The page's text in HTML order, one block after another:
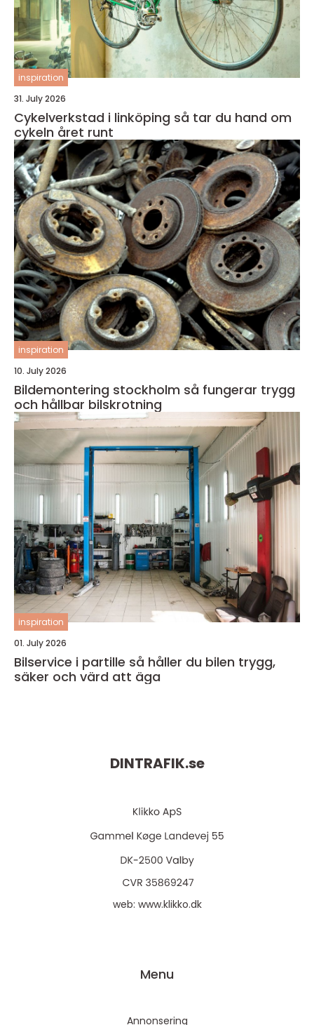
inspiration
31. July 2026
Cykelverkstad i linköping så tar du hand om
cykeln året runt
inspiration
10. July 2026
Bildemontering stockholm så fungerar trygg
och hållbar bilskrotning
inspiration
01. July 2026
Bilservice i partille så håller du bilen trygg,
säker och värd att äga
DINTRAFIK.se
web: www.klikko.dk
Menu
Annonsering